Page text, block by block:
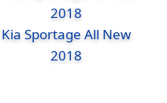
Kia Sportage All New
2018